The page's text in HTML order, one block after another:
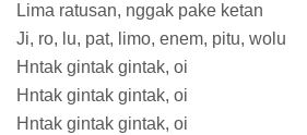
Lima ratusan, nggak pake ketan
Ji, ro, lu, pat, limo, enem, pitu, wolu
Hntak gintak gintak, oi
Hntak gintak gintak, oi
Hntak gintak gintak, oi